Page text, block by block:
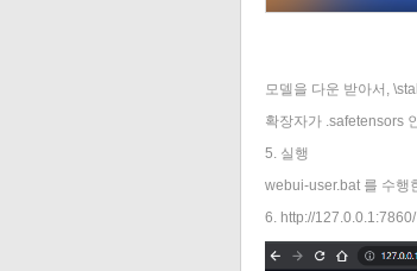
모델을 다운 받아서,
확장자가 .safetensors
5. 실행
webui-user.bat 를 수행
6. http://